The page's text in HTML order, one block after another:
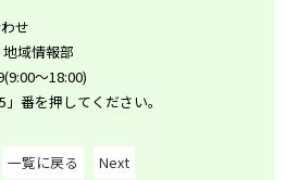
せ
域情報部
～18:00)
番を押してください。
一覧に戻る Next